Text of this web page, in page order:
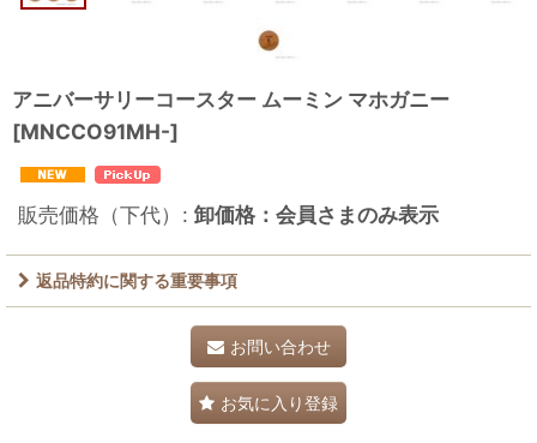
アニバーサリーコースター ムーミン マホガニー
[MNCCO91MH-]
販売価格（下代） : 卸価格：会員さまのみ表示
返品特約に関する重要事項
お問い合わせ
お気に入り登録